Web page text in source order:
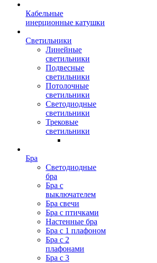
Кабельные
инерционные катушки
Светильники
Линейные
светильники
Подвесные
светильники
Потолочные
светильники
Светодиодные
светильники
Трековые
светильники
Бра
Светодиодные
бра
Бра с
выключателем
Бра свечи
Бра с птичками
Настенные бра
Бра с 1 плафоном
Бра с 2
плафонами
Бра с 3